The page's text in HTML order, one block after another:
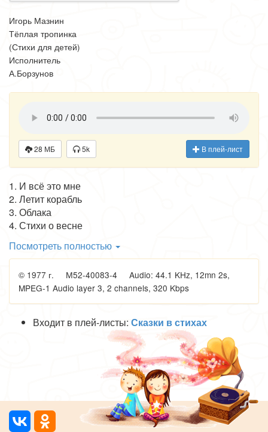
Игорь Мазнин
Тёплая тропинка
(Стихи для детей)
Исполнитель
А.Борзунов
28 МБ 5k В плей-лист
1. И всё это мне
2. Летит корабль
3. Облака
4. Стихи о весне
6. Чёрное и серое
7. Отчего так много света
8. Хорошо б уехать в лес
9. Летний вечер
10. Пастух
11. Считалка
12. Листьям время опадать
14. Ходит дождь по переулку
18. Перед сном
19. Вечерние стихи
Посмотреть полностью
© 1977 г. М52-40083-4 Audio: 44.1 KHz, 12mn 2s,
MPEG-1 Audio layer 3, 2 channels, 320 Kbps
Входит в плей-листы: Сказки в стихах